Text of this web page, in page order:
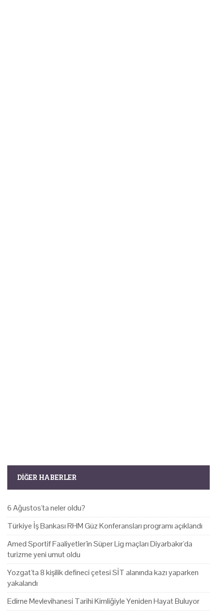
DIĞER HABERLER
6 Ağustos'ta neler oldu?
Türkiye İş Bankası RHM Güz Konferansları programı açıklandı
Amed Sportif Faaliyetler'in Süper Lig maçları Diyarbakır'da
turizme yeni umut oldu
Yozgat'ta 8 kişilik defineci çetesi SİT alanında kazı yaparken
yakalandı
Edirne Mevlevihanesi Tarihi Kimliğiyle Yeniden Hayat Buluyor